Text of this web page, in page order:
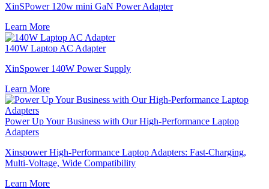
XinSPower 120w mini GaN Power Adapter
Learn More
140W Laptop AC Adapter
XinSpower 140W Power Supply
Learn More
Power Up Your Business with Our High-Performance Laptop
Adapters
Xinspower High-Performance Laptop Adapters: Fast-Charging,
Multi-Voltage, Wide Compatibility
Learn More